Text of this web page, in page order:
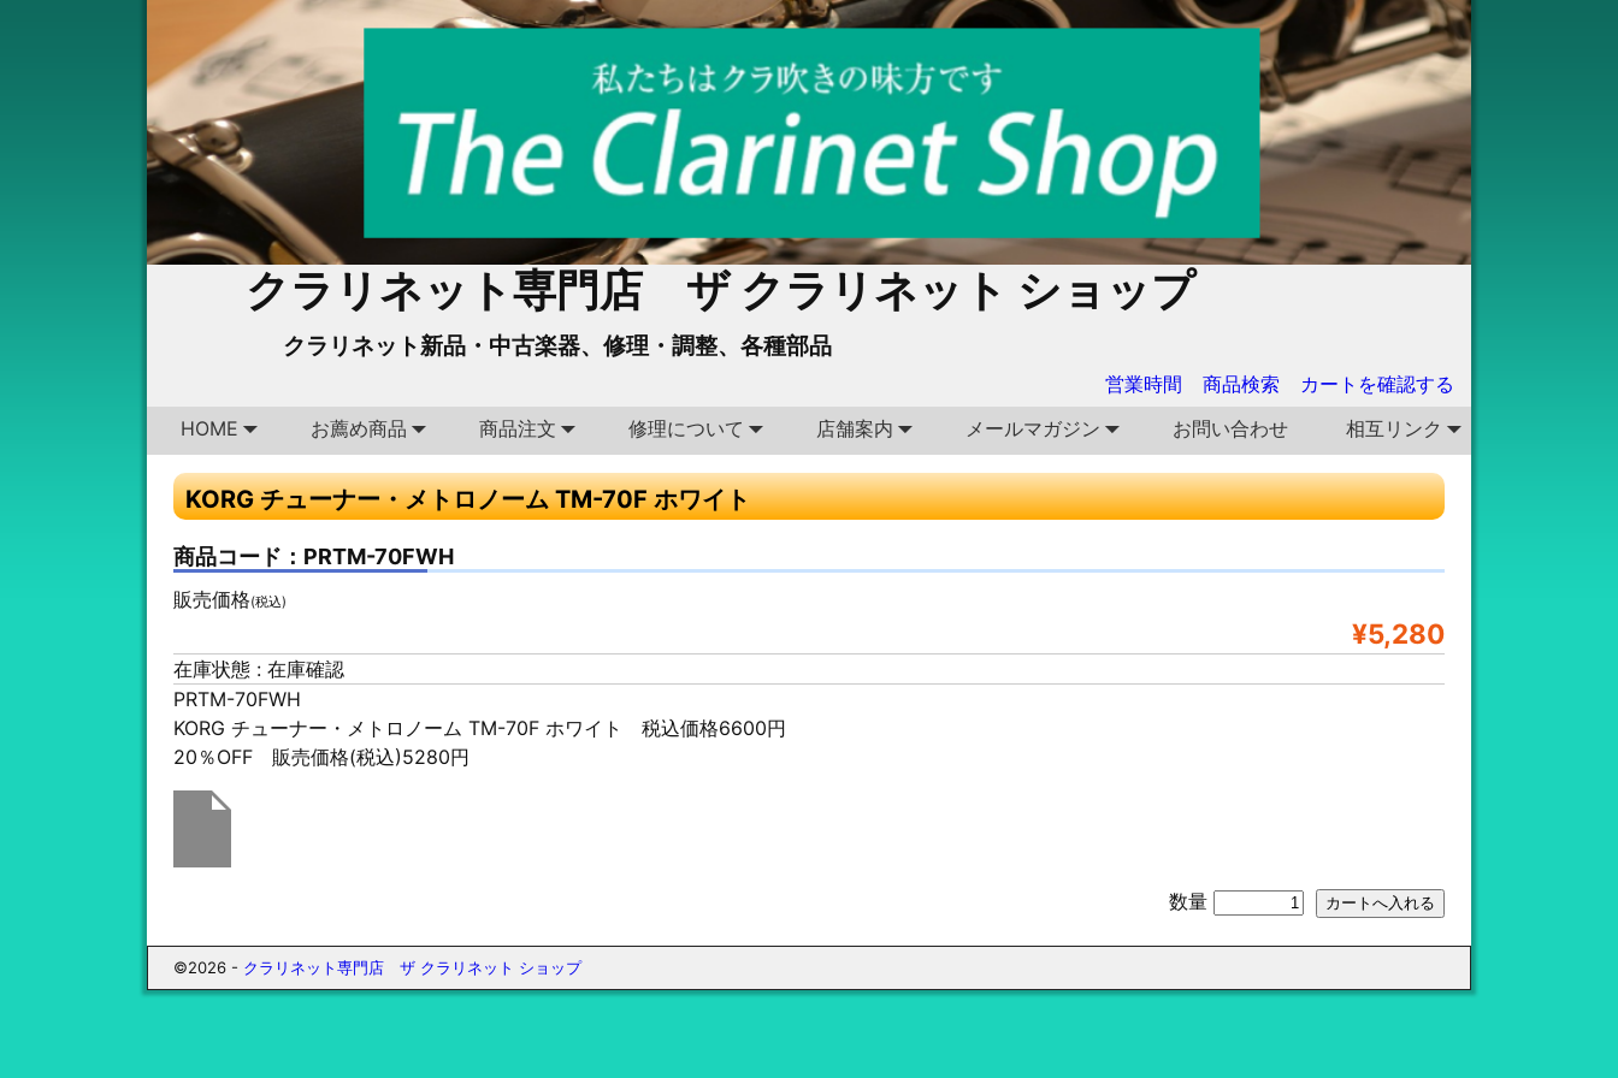
クラリネット専門店 ザ クラリネット ショップ
クラリネット新品・中古楽器、修理・調整、各種部品
営業時間 商品検索
カートを確認する
HOME
お薦め商品 商品注文 修理について 店舗案内 メールマガジン お問い合わせ 相互リンク
KORG チューナー・メトロノーム TM-70F ホワイト
商品コード：PRTM-70FWH
販売価格(税込)
¥5,280
在庫状態 : 在庫確認
PRTM-70FWH
KORG チューナー・メトロノーム TM-70F ホワイト 税込価格6600円
20％OFF 販売価格(税込)5280円
数量
©2026 - クラリネット専門店 ザ クラリネット ショップ